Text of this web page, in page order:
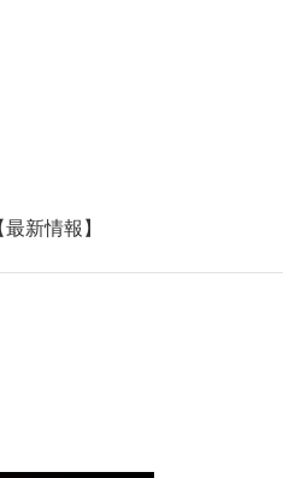
新情報】